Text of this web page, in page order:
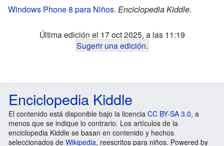
Windows Phone 8 para Niños. Enciclopedia Kiddle.
Última edición el 17 oct 2025, a las 11:19
Sugerir una edición.
Enciclopedia Kiddle
El contenido está disponible bajo la licencia CC BY-SA 3.0, a
menos que se indique lo contrario. Los artículos de la
enciclopedia Kiddle se basan en contenido y hechos
seleccionados de Wikipedia, reescritos para niños. Powered by